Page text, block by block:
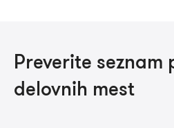
Preverite seznam
delovnih mest